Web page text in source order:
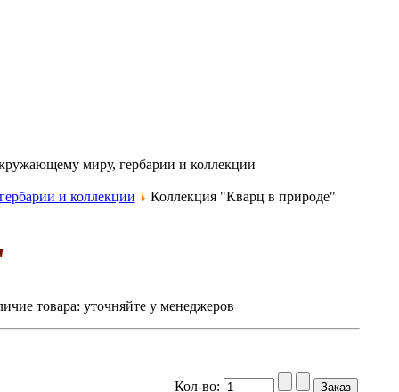
миру, гербарии и коллекции
и коллекции Коллекция "Кварц в природе"
товара: уточняйте у менеджеров
Кол-во: